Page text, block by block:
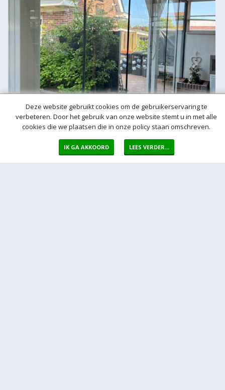
Deze website gebruikt cookies om de gebruikerservaring te
verbeteren. Door het gebruik van onze website stemt u in met alle
cookies die we plaatsen die in onze policy staan omschreven.
IK GA AKKOORD LEES VERDER...